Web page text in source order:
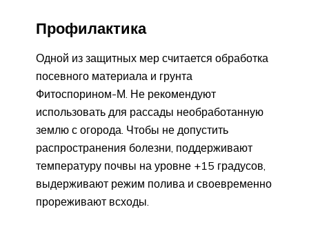
Профилактика
Одной из защитных мер считается обработка
посевного материала и грунта
Фитоспорином-М. Не рекомендуют
использовать для рассады необработанную
землю с огорода. Чтобы не допустить
распространения болезни, поддерживают
температуру почвы на уровне +15 градусов,
выдерживают режим полива и своевременно
прореживают всходы.